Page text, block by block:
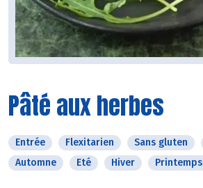
Pâté aux herbes
Entrée Flexitarien Sans gluten
Automne
Eté Hiver Printemps